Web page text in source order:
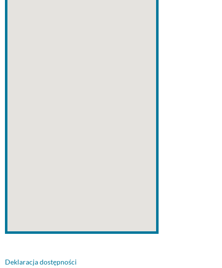
Deklaracja dostępności